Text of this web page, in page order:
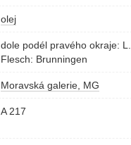
olej
dole podél pravého okraje: L.
Flesch: Brunningen
Moravská galerie, MG
A 217